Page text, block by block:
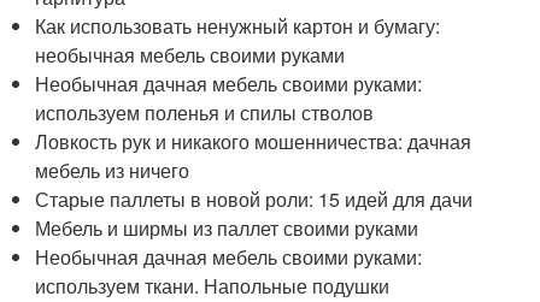
Как использовать ненужный картон и бумагу:
необычная мебель своими руками
Необычная дачная мебель своими руками:
используем поленья и спилы стволов
Ловкость рук и никакого мошенничества: дачная
мебель из ничего
Старые паллеты в новой роли: 15 идей для дачи
Мебель и ширмы из паллет своими руками
Необычная дачная мебель своими руками:
используем ткани. Напольные подушки